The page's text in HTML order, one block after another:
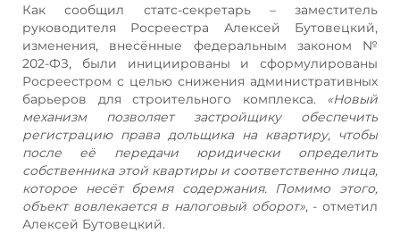
Как сообщил статс-секретарь – заместитель
руководителя Росреестра Алексей Бутовецкий,
изменения, внесённые федеральным законом №
202-ФЗ, были инициированы и сформулированы
Росреестром с целью снижения административных
барьеров для строительного комплекса. «Новый
механизм позволяет застройщику обеспечить
регистрацию права дольщика на квартиру, чтобы
после её передачи юридически определить
собственника этой квартиры и соответственно лица,
которое несёт бремя содержания. Помимо этого,
объект вовлекается в налоговый оборот», - отметил
Алексей Бутовецкий.